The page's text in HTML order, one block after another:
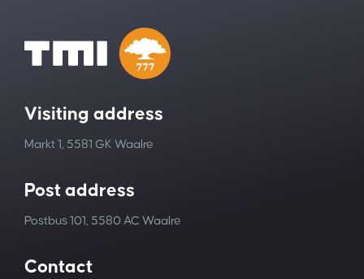
Visiting address
Markt 1, 5581 GK Waalre
Post address
Postbus 101, 5580 AC Waalre
Contact